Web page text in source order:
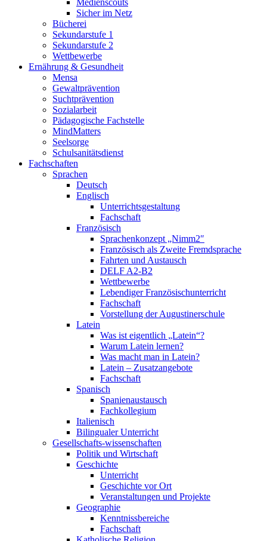
Medienscouts
Sicher im Netz
Bücherei
Sekundarstufe 1
Sekundarstufe 2
Wettbewerbe
Ernährung & Gesundheit
Mensa
Gewaltprävention
Suchtprävention
Sozialarbeit
Pädagogische Fachstelle
MindMatters
Seelsorge
Schulsanitätsdienst
Fachschaften
Sprachen
Deutsch
Englisch
Unterrichtsgestaltung
Fachschaft
Französisch
Sprachenkonzept „Nimm2″
Französisch als Zweite Fremdsprache
Fahrten und Austausch
DELF A2-B2
Wettbewerbe
Lebendiger Französischunterricht
Fachschaft
Vorstellung der Augustinerschule
Latein
Was ist eigentlich „Latein“?
Warum Latein lernen?
Was macht man in Latein?
Latein – Zusatzangebote
Fachschaft
Spanisch
Spanienaustausch
Fachkollegium
Italienisch
Bilingualer Unterricht
Gesellschafts-wissenschaften
Politik und Wirtschaft
Geschichte
Unterricht
Geschichte vor Ort
Veranstaltungen und Projekte
Geographie
Kenntnissbereiche
Fachschaft